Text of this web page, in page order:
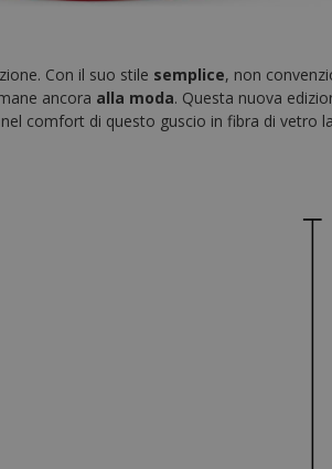
Con il suo stile semplice, non
ancora alla moda. Questa nuova
comfort di questo guscio in fibra di vetro